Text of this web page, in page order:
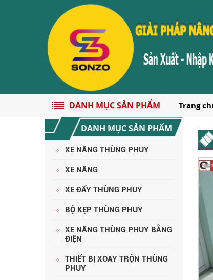
DANH MỤC SẢN PHẨM Trang
DANH MỤC SẢN PHẨM
XE NÂNG THÙNG PHUY
XE NÂNG
XE ĐẨY THÙNG PHUY
BỘ KẸP THÙNG PHUY
XE NÂNG THÙNG PHUY BẰNG
ĐIỆN
THIẾT BỊ XOAY TRỘN THÙNG
PHUY